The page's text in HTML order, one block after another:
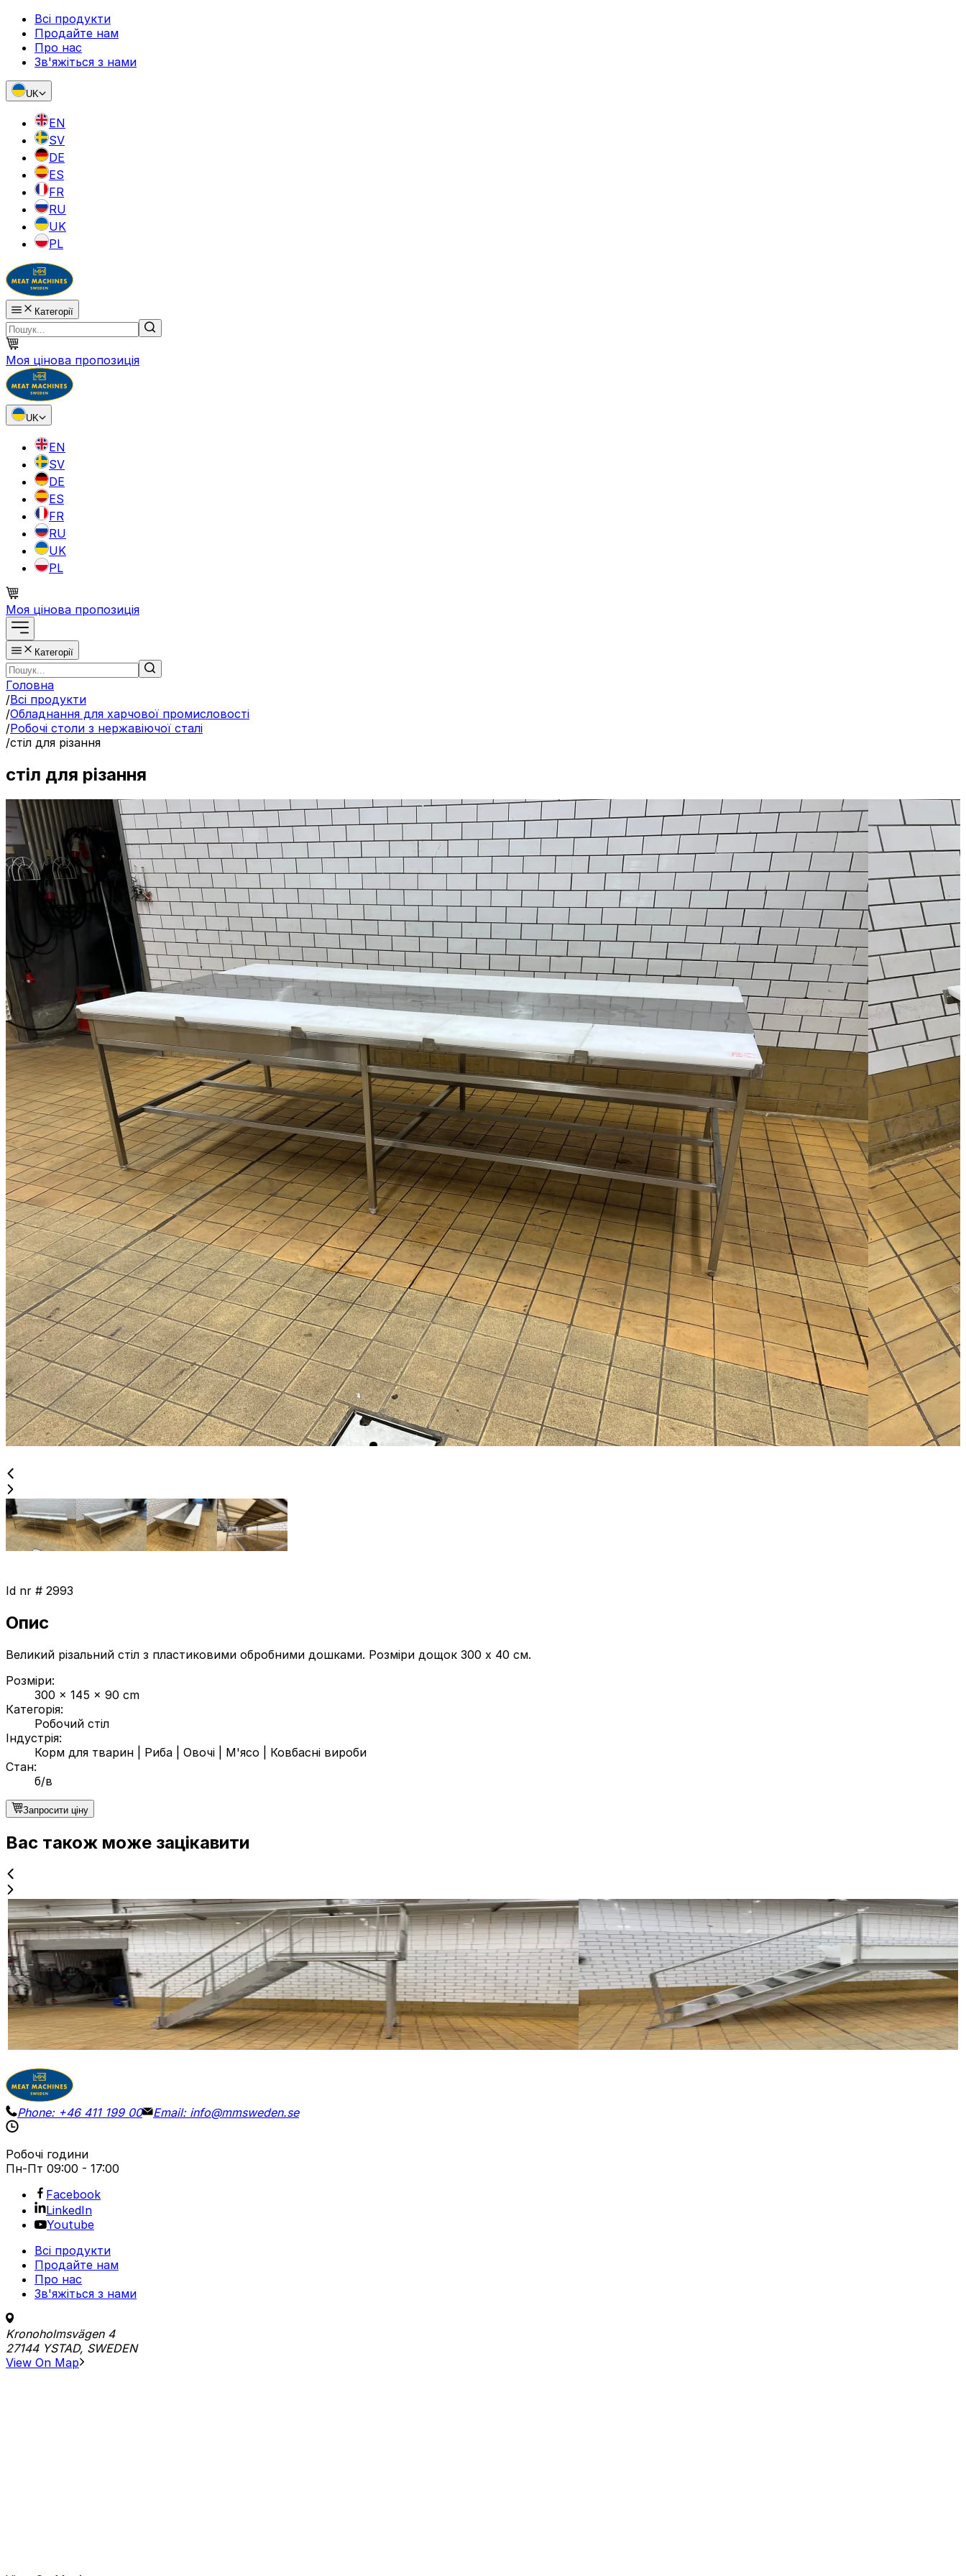
Всі продукти
Продайте нам
Про нас
Зв'яжіться з нами
UK
EN
SV
DE
ES
FR
RU
UK
PL
Категорії
Моя цінова пропозиція
UK
EN
SV
DE
ES
FR
RU
UK
PL
Моя цінова пропозиція
Категорії
Головна
/Всі продукти
/Обладнання для харчової промисловості
/Робочі столи з нержавіючої сталі
/стіл для різання
стіл для різання
Id nr # 2993
Опис
Великий різальний стіл з пластиковими обробними дошками. Розміри дощок 300 x 40 см.
Розміри:
300 x 145 x 90 cm
Категорія:
Робочий стіл
Індустрія:
Корм для тварин
Риба Овочі М'ясо
Ковбасні вироби
Стан:
б/в
Запросити ціну
Вас також може зацікавити
б/в
STAIR / PLATFORM
ID NR3272
220 x 75 x 290 cm
Платформа з нержавіючої сталі для огляду або використання як місток. Висота сходинки: 130 см.
Деталі Запросити ціну
б/в
PLATFORM
ID NR3271
230 x 90 x 240 cm
Платформа з нержавіючої сталі для огляду або використання як
Деталі
Запросити ціну
Phone: +46 411 199 00 Email: info@mmsweden.se
Робочі години
Пн-Пт 09:00 - 17:00
Facebook
LinkedIn
Youtube
Всі продукти
Продайте нам
Про нас
Зв'яжіться з нами
Kronoholmsvägen 4
27144 YSTAD, SWEDEN
View On Map